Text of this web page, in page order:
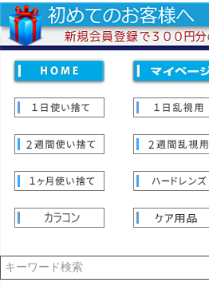
価格
〜
並び順
登録順
価格が高い順
レビュー順
キーワードヒット順